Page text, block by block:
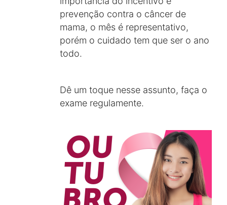
prevenção contra o câncer de
mama, o mês é representativo,
porém o cuidado tem que ser o ano
todo.
Dê um toque nesse assunto, faça o
exame regulamente.